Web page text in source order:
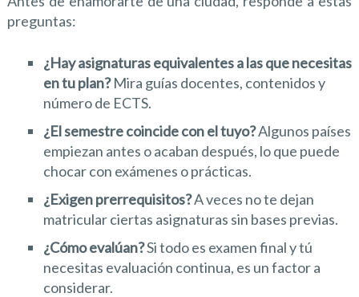
preguntas:
¿Hay asignaturas equivalentes a las que necesitas
en tu plan?Mira guías docentes, contenidos y
número de ECTS.
¿El semestre coincide con el tuyo?Algunos países
empiezan antes o acaban después, lo que puede
chocar con exámenes o prácticas.
¿Exigen prerrequisitos?A veces no te dejan
matricular ciertas asignaturas sin bases previas.
¿Cómo evalúan?Si todo es examen final y tú
necesitas evaluación continua, es un factor a
considerar.